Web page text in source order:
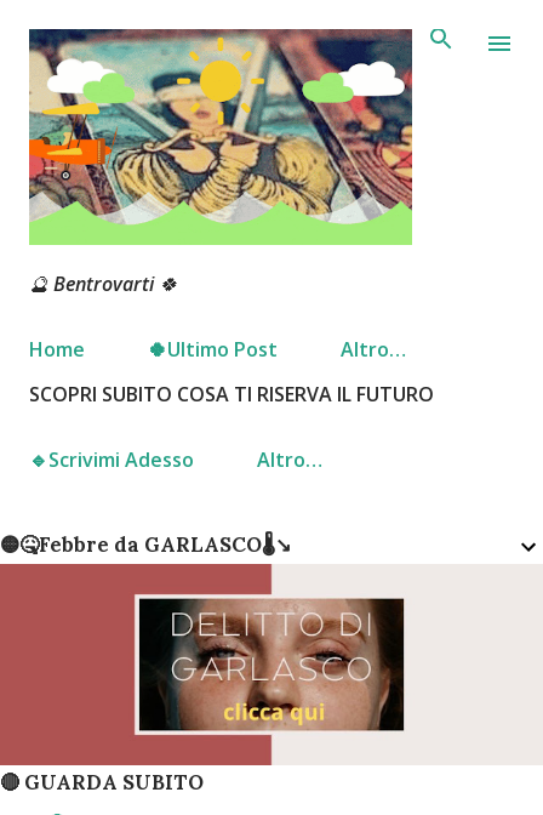
Passa ai contenuti principali
🔮 Bentrovarti 🍀
Home 🍀Ultimo Post
Altro…
SCOPRI SUBITO COSA TI RISERVA IL FUTURO
🔹️Scrivimi Adesso Altro…
🟡🤒Febbre da GARLASCO🌡↘️
🔴 GUARDA SUBITO